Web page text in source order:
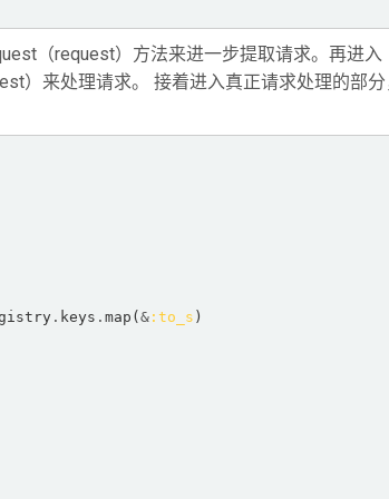
（request）方法来进一步提取请求。再进入
）来处理请求。 接着进入真正请求处理的部
. keys . map(&:to_s )